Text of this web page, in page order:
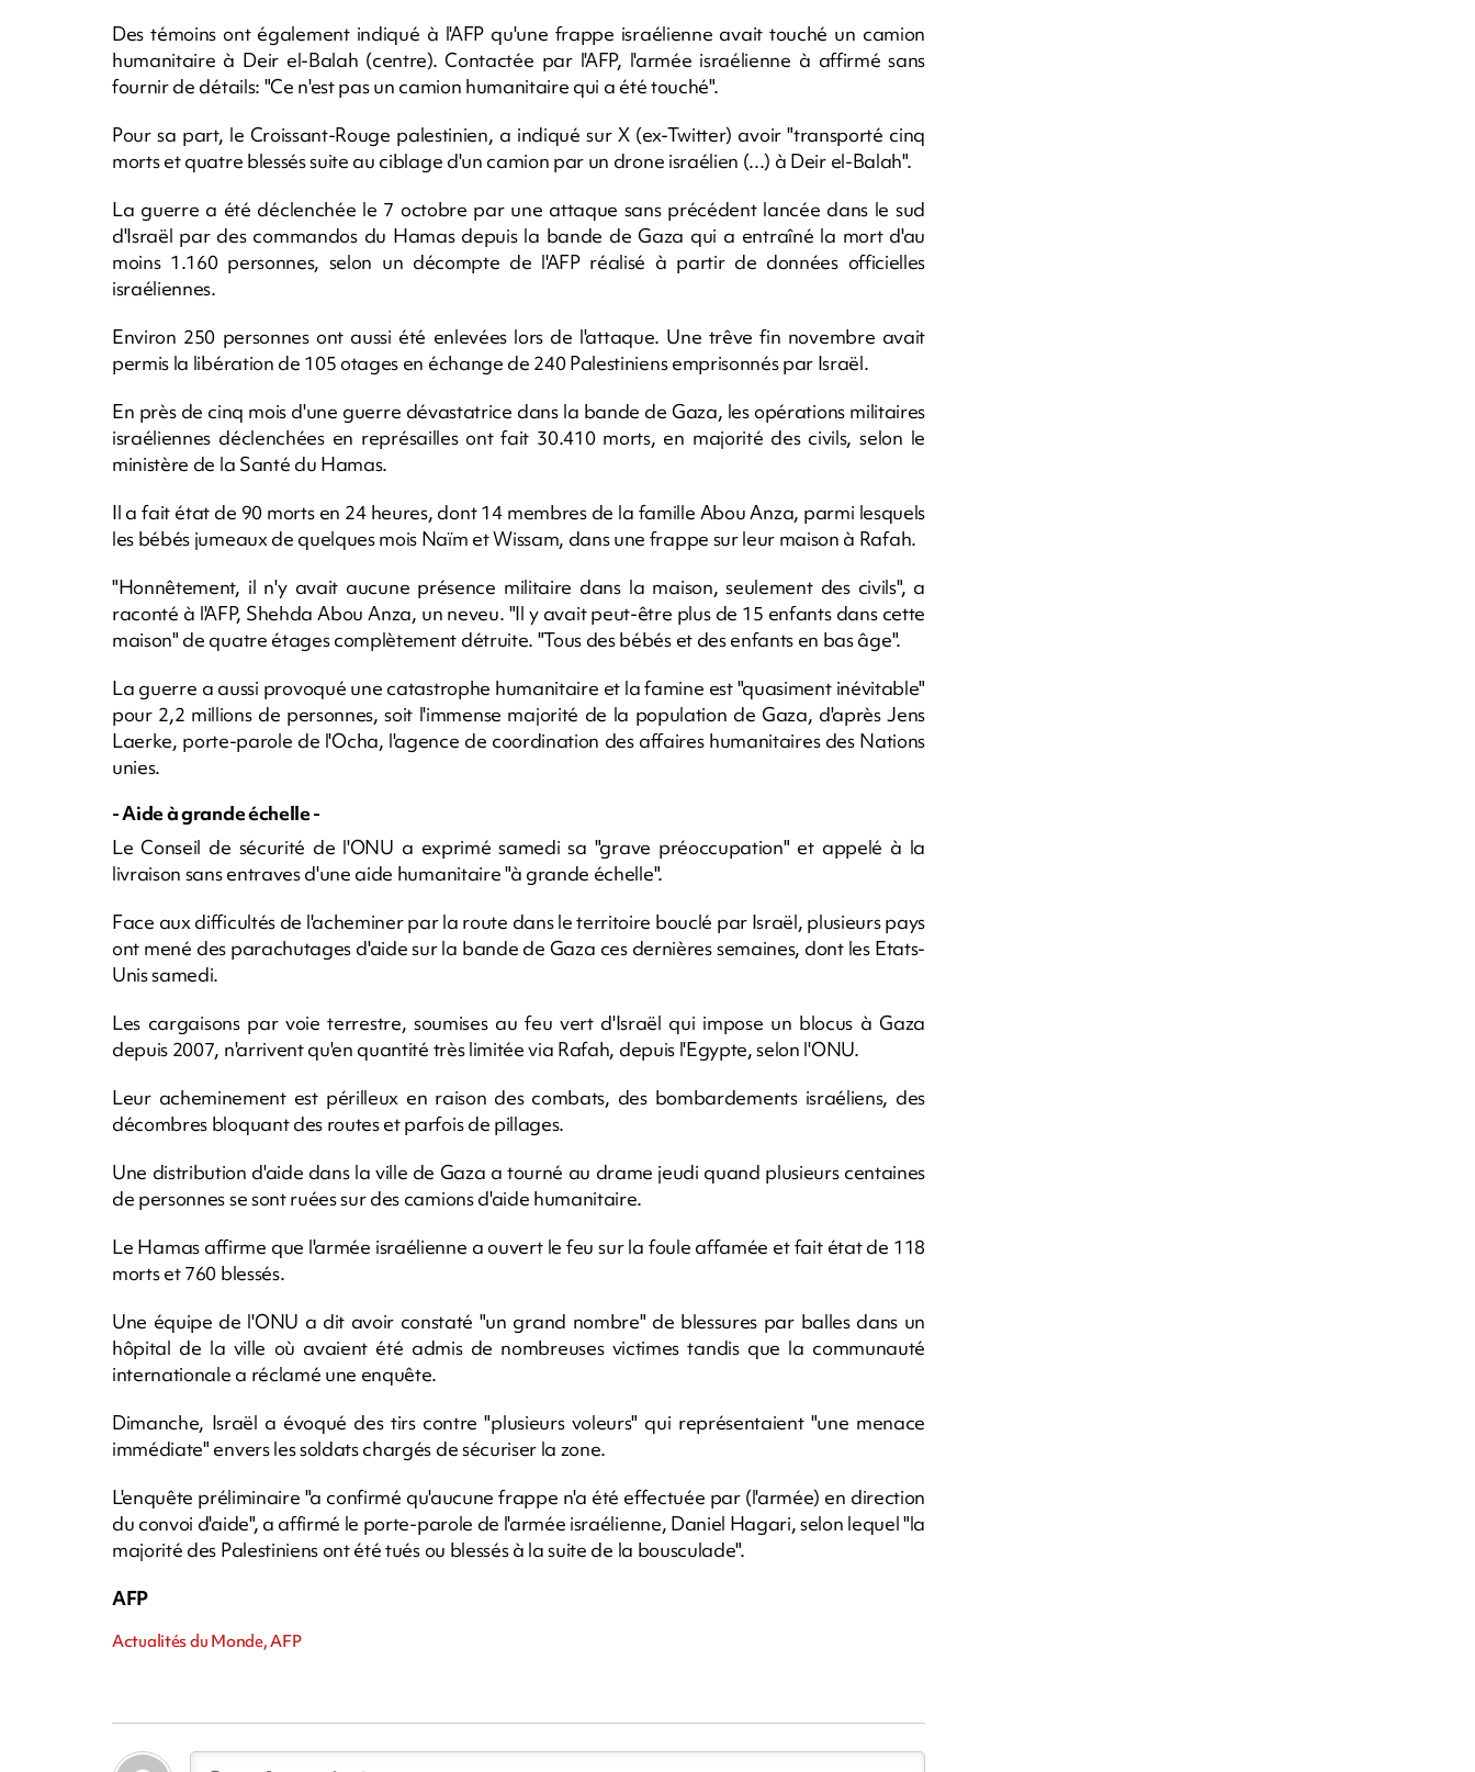
Des témoins ont également indiqué à l'AFP qu'une frappe israélienne avait touché un camion
humanitaire à Deir el-Balah (centre). Contactée par l'AFP, l'armée israélienne à affirmé sans
fournir de détails: "Ce n'est pas un camion humanitaire qui a été touché".
Pour sa part, le Croissant-Rouge palestinien, a indiqué sur X (ex-Twitter) avoir "transporté cinq
morts et quatre blessés suite au ciblage d'un camion par un drone israélien (...) à Deir el-Balah".
La guerre a été déclenchée le 7 octobre par une attaque sans précédent lancée dans le sud
d'Israël par des commandos du Hamas depuis la bande de Gaza qui a entraîné la mort d'au
moins 1.160 personnes, selon un décompte de l'AFP réalisé à partir de données officielles
israéliennes.
Environ 250 personnes ont aussi été enlevées lors de l'attaque. Une trêve fin novembre avait
permis la libération de 105 otages en échange de 240 Palestiniens emprisonnés par Israël.
En près de cinq mois d'une guerre dévastatrice dans la bande de Gaza, les opérations militaires
israéliennes déclenchées en représailles ont fait 30.410 morts, en majorité des civils, selon le
ministère de la Santé du Hamas.
Il a fait état de 90 morts en 24 heures, dont 14 membres de la famille Abou Anza, parmi lesquels
les bébés jumeaux de quelques mois Naïm et Wissam, dans une frappe sur leur maison à Rafah.
"Honnêtement, il n'y avait aucune présence militaire dans la maison, seulement des civils", a
raconté à l'AFP, Shehda Abou Anza, un neveu. "Il y avait peut-être plus de 15 enfants dans cette
maison" de quatre étages complètement détruite. "Tous des bébés et des enfants en bas âge".
La guerre a aussi provoqué une catastrophe humanitaire et la famine est "quasiment inévitable"
pour 2,2 millions de personnes, soit l'immense majorité de la population de Gaza, d'après Jens
Laerke, porte-parole de l'Ocha, l'agence de coordination des affaires humanitaires des Nations
unies.
- Aide à grande échelle -
Le Conseil de sécurité de l'ONU a exprimé samedi sa "grave préoccupation" et appelé à la
livraison sans entraves d'une aide humanitaire "à grande échelle".
Face aux difficultés de l'acheminer par la route dans le territoire bouclé par Israël, plusieurs pays
ont mené des parachutages d'aide sur la bande de Gaza ces dernières semaines, dont les Etats-
Unis samedi.
Les cargaisons par voie terrestre, soumises au feu vert d'Israël qui impose un blocus à Gaza
depuis 2007, n'arrivent qu'en quantité très limitée via Rafah, depuis l'Egypte, selon l'ONU.
Leur acheminement est périlleux en raison des combats, des bombardements israéliens, des
décombres bloquant des routes et parfois de pillages.
Une distribution d'aide dans la ville de Gaza a tourné au drame jeudi quand plusieurs centaines
de personnes se sont ruées sur des camions d'aide humanitaire.
Le Hamas affirme que l'armée israélienne a ouvert le feu sur la foule affamée et fait état de 118
morts et 760 blessés.
Une équipe de l'ONU a dit avoir constaté "un grand nombre" de blessures par balles dans un
hôpital de la ville où avaient été admis de nombreuses victimes tandis que la communauté
internationale a réclamé une enquête.
Dimanche, Israël a évoqué des tirs contre "plusieurs voleurs" qui représentaient "une menace
immédiate" envers les soldats chargés de sécuriser la zone.
L'enquête préliminaire "a confirmé qu'aucune frappe n'a été effectuée par (l'armée) en direction
du convoi d'aide", a affirmé le porte-parole de l'armée israélienne, Daniel Hagari, selon lequel "la
majorité des Palestiniens ont été tués ou blessés à la suite de la bousculade".
AFP
Actualités du Monde, AFP